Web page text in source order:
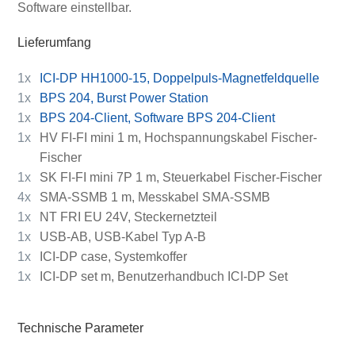
Software einstellbar.
Lieferumfang
1x
ICI-DP HH1000-15, Doppelpuls-Magnetfeldquelle
1x
BPS 204, Burst Power Station
1x
BPS 204-Client, Software BPS 204-Client
1x
HV FI-FI mini 1 m, Hochspannungskabel Fischer-
Fischer
1x
SK FI-FI mini 7P 1 m, Steuerkabel Fischer-Fischer
4x
SMA-SSMB 1 m, Messkabel SMA-SSMB
1x
NT FRI EU 24V, Steckernetzteil
1x
USB-AB, USB-Kabel Typ A-B
1x
ICI-DP case, Systemkoffer
1x
ICI-DP set m, Benutzerhandbuch ICI-DP Set
Technische Parameter